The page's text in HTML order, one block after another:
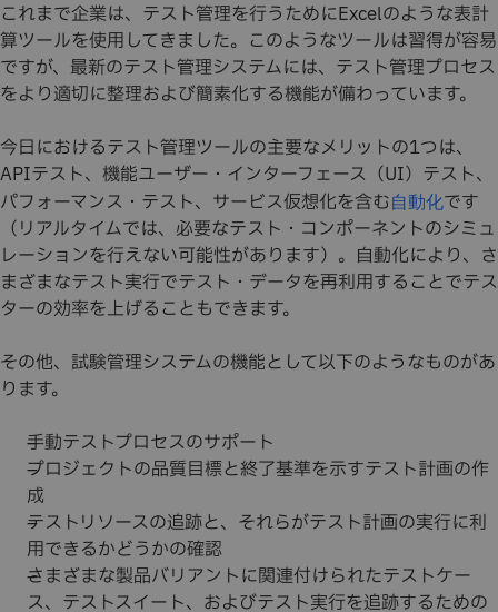
これまで企業は、テスト管理を行うためにExcelのような表計
算ツールを使用してきました。このようなツールは習得が容易
ですが、最新のテスト管理システムには、テスト管理プロセス
をより適切に整理および簡素化する機能が備わっています。
今日におけるテスト管理ツールの主要なメリットの1つは、
APIテスト、機能ユーザー・インターフェース（UI）テスト、
パフォーマンス・テスト、サービス仮想化を含む自動化です
（リアルタイムでは、必要なテスト・コンポーネントのシミュ
レーションを行えない可能性があります）。自動化により、さ
まざまなテスト実行でテスト・データを再利用することでテス
ターの効率を上げることもできます。
その他、試験管理システムの機能として以下のようなものがあ
ります。
手動テストプロセスのサポート
プロジェクトの品質目標と終了基準を示すテスト計画の作
成
テストリソースの追跡と、それらがテスト計画の実行に利
用できるかどうかの確認
さまざまな製品バリアントに関連付けられたテストケー
ス、テストスイート、およびテスト実行を追跡するための